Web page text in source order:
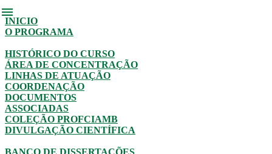
menu
INICIO
O PROGRAMA
HISTÓRICO DO CURSO
ÁREA DE CONCENTRAÇÃO
LINHAS DE ATUAÇÃO
COORDENAÇÃO
DOCUMENTOS
ASSOCIADAS
COLEÇÃO PROFCIAMB
DIVULGAÇÃO CIENTÍFICA
BANCO DE DISSERTAÇÕES